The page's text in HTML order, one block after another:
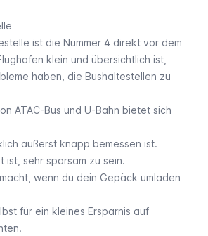
ist die Nummer 4 direkt vor dem
klein und übersichtlich ist,
haben, die Bushaltestellen zu
ATAC-Bus und U-Bahn bietet sich
äußerst knapp bemessen ist.
ist, sehr sparsam zu sein.
wenn du dein Gepäck umladen
für ein kleines Ersparnis auf